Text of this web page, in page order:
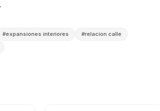
#expansiones interiores #relacion calle